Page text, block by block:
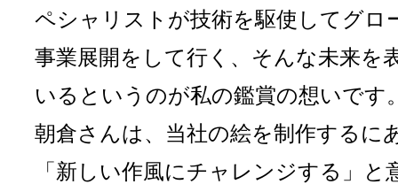
ペシャリストが技術を駆使してグロ
事業展開をして行く、そんな未来を
いるというのが私の鑑賞の想いです
朝倉さんは、当社の絵を制作するに
「新しい作風にチャレンジする」と